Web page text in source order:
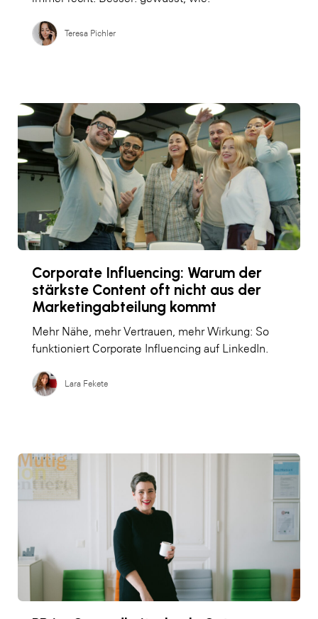
Teresa Pichler
Corporate Influencing: Warum der
stärkste Content oft nicht aus der
Marketingabteilung kommt
Mehr Nähe, mehr Vertrauen, mehr Wirkung: So
funktioniert Corporate Influencing auf LinkedIn.
Lara Fekete